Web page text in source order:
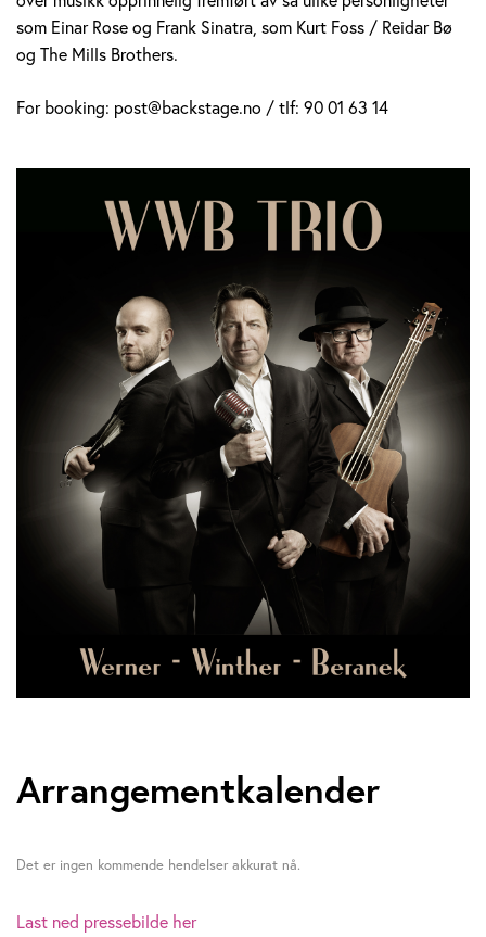
som Einar Rose og Frank Sinatra, som Kurt Foss / Reidar Bø
og The Mills Brothers.
For booking: post@backstage.no / tlf: 90 01 63 14
Arrangementkalender
Det er ingen kommende hendelser akkurat nå.
Last ned pressebilde her